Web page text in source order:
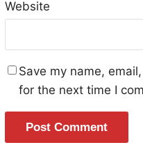
Website
Save my name,
for the next time I